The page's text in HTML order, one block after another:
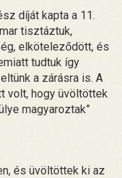
díját kapta a 11.
tisztáztuk,
elköteleződött, és
tudtuk így
a zárásra is. A
volt, hogy üvöltöttek
magyaroztak”
és üvöltöttek ki az